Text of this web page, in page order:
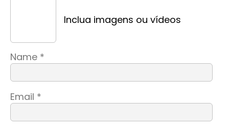
Inclua imagens ou vídeos
Name *
Email *